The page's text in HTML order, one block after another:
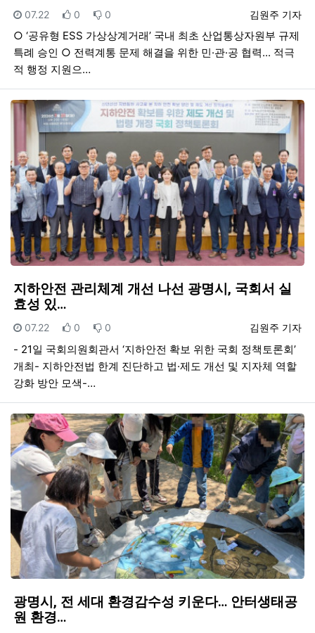
등록자
김원주 기자
등록일
07.22 추천
0 비추천
0
○ ‘공유형 ESS 가상상계거래’ 국내 최초 산업통상자원부 규제
특례 승인 ○ 전력계통 문제 해결을 위한 민·관·공 협력... 적극
적 행정 지원으…
지하안전 관리체계 개선 나선 광명시, 국회서 실
효성 있…
등록자
김원주 기자
등록일
07.22 추천
0 비추천
0
- 21일 국회의원회관서 ‘지하안전 확보 위한 국회 정책토론회’
개최- 지하안전법 한계 진단하고 법·제도 개선 및 지자체 역할
강화 방안 모색-…
광명시, 전 세대 환경감수성 키운다… 안터생태공
원 환경…